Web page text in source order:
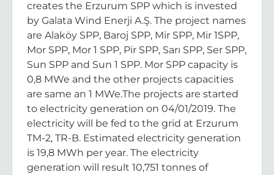
creates the Erzurum SPP which is invested
by Galata Wind Enerji A.Ş. The project names
are Alaköy SPP, Baroj SPP, Mir SPP, Mir 1SPP,
Mor SPP, Mor 1 SPP, Pir SPP, Sarı SPP, Ser SPP,
Sun SPP and Sun 1 SPP. Mor SPP capacity is
0,8 MWe and the other projects capacities
are same an 1 MWe.The projects are started
to electricity generation on 04/01/2019. The
electricity will be fed to the grid at Erzurum
TM-2, TR-B. Estimated electricity generation
is 19,8 MWh per year. The electricity
generation will result 10,751 tonnes of